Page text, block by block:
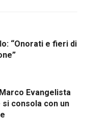
“Onorati e fieri di
Evangelista
consola con un